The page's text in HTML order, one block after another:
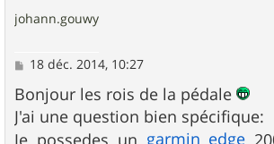
johann.gouwy
M
s
s
a
g
18 déc. 2014, 10:27
Bonjour les rois de la pédale
J'ai une question bien spécifique:
garmin edge